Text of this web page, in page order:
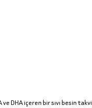
ve DHA içeren bir sıvı besin